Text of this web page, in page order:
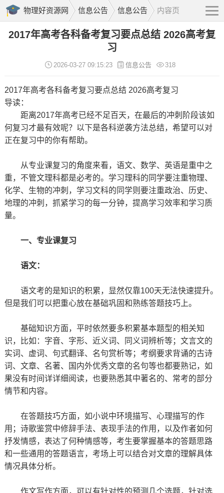
物理好资源网 信息公告 信息公告 内容页
2017年高考各科备考复习要点总结 2026高考复
习
2026-03-27 09:15:23 信息公告 318
2017年高考各科备考复习要点总结 2026高考复习
导读：
距离2017年高考已经不足百天，在最后的冲刺阶段该如
何复习才最有效呢？以下是各科逆袭方法总结，希望可以对
正在复习中的你有帮助。
从专业课复习的角度来看，语文、数学、英语是重中之
重，不管文理科都是必考的。学习理科的同学要注重物理、
化学、生物的冲刺，学习文科的同学则要注重政治、历史、
地理的冲刺，抓紧学习的每一分钟，提高学习效率和学习质
量。
一、专业课复习
语文：
语文考的是知识的积累，显然仅靠100天无法快速提升。
但是我们可以把重心放在基础巩固和熟练答题技巧上。
基础知识方面，平时依然要多积累基本题型的相关知
识，比如：字音、字形、近义词、同义词辨析等；文言文的
实词、虚词、句式翻译、名句赏析等；考纲要求背诵的古诗
词、文章、名著、国内外优秀文章的名句等也都要熟记，如
果没有时间详详细阅读，也要熟悉其中著名的、常考的部分
情节和内容。
在答题技巧方面，如小说中环境描写、心理描写的作
用；诗歌鉴赏中修辞手法、表现手法的作用，以及作者如何
抒发情感，表达了何种情感等，考生要掌握基本的答题思路
和一些通用的答题语言，考场上可以结合对文章的理解具体
情况具体分析。
作文写作方面，可以有针对性的预测几个选题，针对选